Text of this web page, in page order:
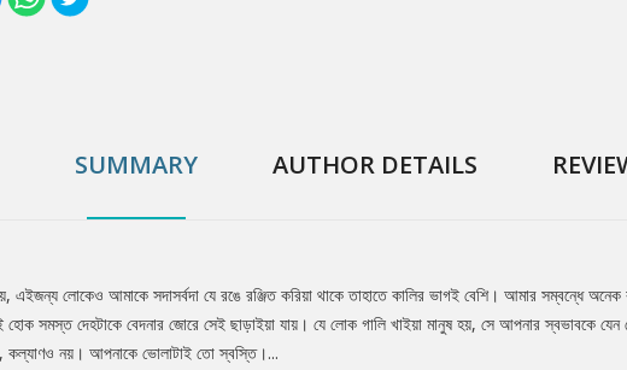
SUMMARY AUTHOR DETAILS
এইজন্য লোকেও আমাকে সদাসর্বদা যে রঙে রঞ্জিত করিয়া থাকে তাহাতে কালির ভাগই বেশি। আমার সম্বন্ধে
হোক সমস্ত দেহটাকে বেদনার জোরে সেই ছাড়াইয়া যায়। যে লোক গালি খাইয়া মানুষ হয়, সে আপনার স্বভাবকে
নয়। আপনাকে ভোলাটাই তো স্বস্তি।...